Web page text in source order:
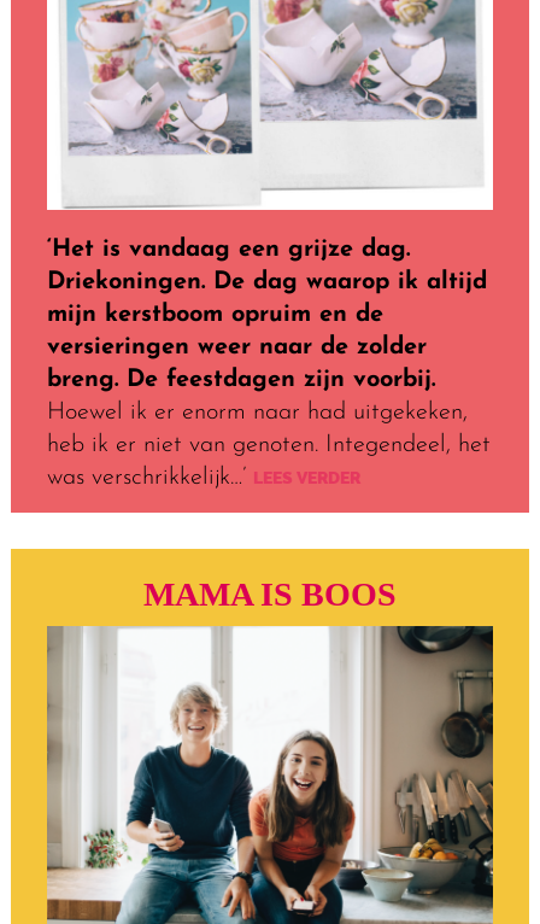
‘Het is vandaag een grijze dag.
Driekoningen. De dag waarop ik altijd
mijn kerstboom opruim en de
versieringen weer naar de zolder
breng. De feestdagen zijn voorbij.
Hoewel ik er enorm naar had uitgekeken,
heb ik er niet van genoten. Integendeel, het
was verschrikkelijk…’ LEES VERDER
MAMA IS BOOS